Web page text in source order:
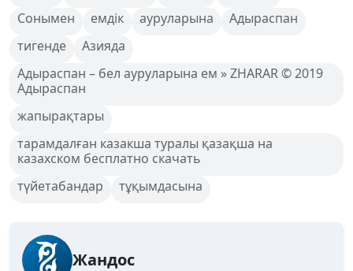
Сонымен
емдік ауруларына
Адыраспан
тигенде
Азияда
Адыраспан – бел ауруларына ем » ZHARAR © 2019
Адыраспан
жапырақтары
тарамдалған казакша туралы қазақша на
казахском бесплатно скачать
түйетабандар
тұқымдасына
Жандос